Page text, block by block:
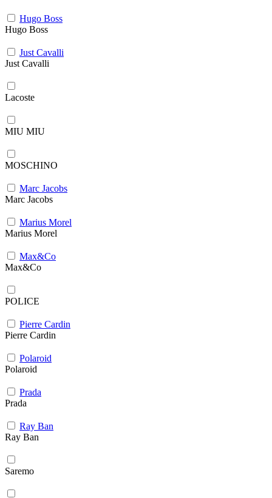
Hugo Boss
Hugo Boss
Just Cavalli
Just Cavalli
Lacoste
MIU MIU
MOSCHINO
Marc Jacobs
Marc Jacobs
Marius Morel
Marius Morel
Max&Co
Max&Co
POLICE
Pierre Cardin
Pierre Cardin
Polaroid
Polaroid
Prada
Prada
Ray Ban
Ray Ban
Saremo